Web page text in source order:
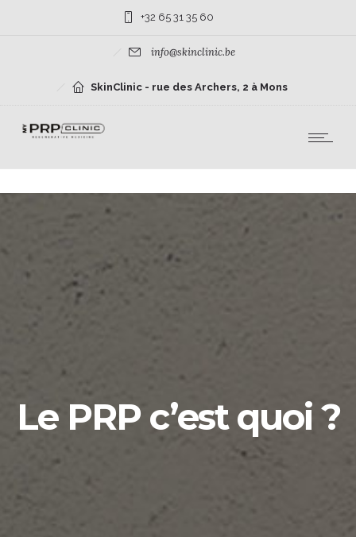
+32 65 31 35 60
info@skinclinic.be
SkinClinic - rue des Archers, 2 à Mons
Le PRP c’est quoi ?